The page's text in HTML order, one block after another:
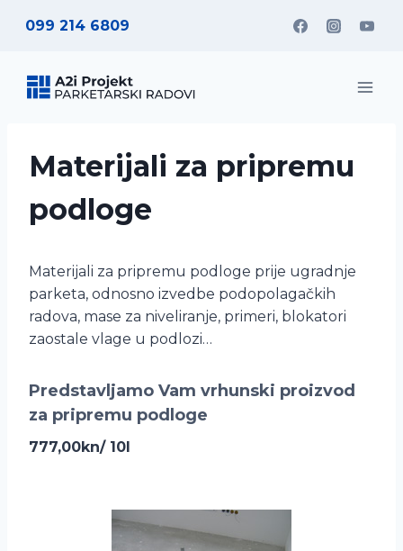
099 214 6809
Materijali za pripremu
podloge
Materijali za pripremu podloge prije ugradnje
parketa, odnosno izvedbe podopolagačkih
radova, mase za niveliranje, primeri, blokatori
zaostale vlage u podlozi…
Predstavljamo Vam vrhunski proizvod
za pripremu podloge
777,00kn/ 10l